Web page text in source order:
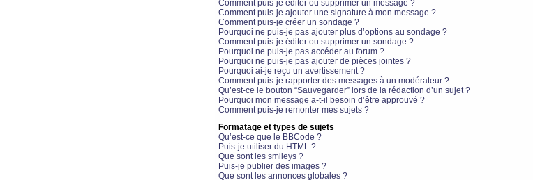
Comment puis-je éditer ou supprimer un message ?
Comment puis-je ajouter une signature à mon message ?
Comment puis-je créer un sondage ?
Pourquoi ne puis-je pas ajouter plus d’options au sondage ?
Comment puis-je éditer ou supprimer un sondage ?
Pourquoi ne puis-je pas accéder au forum ?
Pourquoi ne puis-je pas ajouter de pièces jointes ?
Pourquoi ai-je reçu un avertissement ?
Comment puis-je rapporter des messages à un modérateur ?
Qu’est-ce le bouton “Sauvegarder” lors de la rédaction d’un sujet ?
Pourquoi mon message a-t-il besoin d’être approuvé ?
Comment puis-je remonter mes sujets ?
Formatage et types de sujets
Qu’est-ce que le BBCode ?
Puis-je utiliser du HTML ?
Que sont les smileys ?
Puis-je publier des images ?
Que sont les annonces globales ?